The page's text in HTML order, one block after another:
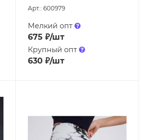
Арт.: 600979
Мелкий опт
675 ₽/шт
Крупный опт
630₽/шт